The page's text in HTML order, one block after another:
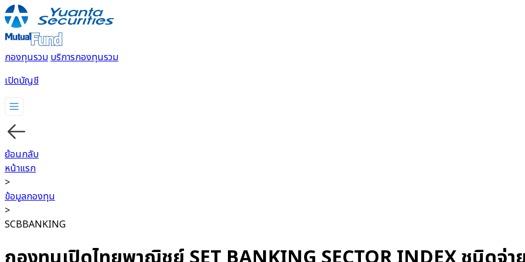
กองทุนรวมบริการกองทุนรวม
เปิดบัญชี
กองทุนรวม
ย้อนกลับ
หน้าแรก
>
ข้อมูลกองทุน
>
SCBBANKING